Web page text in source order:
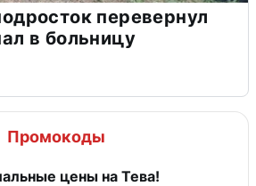
перевернул
в больницу
Промокоды
цены на Тева!